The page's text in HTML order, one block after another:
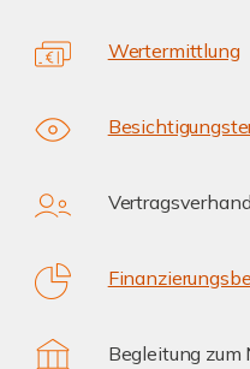
Wertermittlung
Begleitung zum